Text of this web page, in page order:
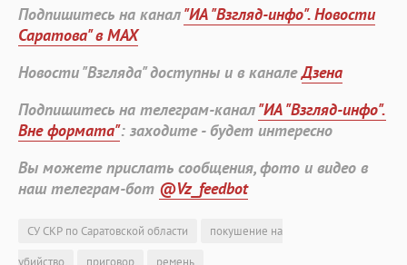
Подпишитесь на канал"ИА "Взгляд-инфо". Новости
Саратова" в MAX
Новости "Взгляда" доступны и в каналеДзена
Подпишитесь на телеграм-канал"ИА "Взгляд-инфо".
Вне формата": заходите - будет интересно
Вы можете прислать сообщения, фото и видео в
наш телеграм-бот @Vz_feedbot
СУ СКР по Саратовской области
покушение на
убийство
приговор ремень